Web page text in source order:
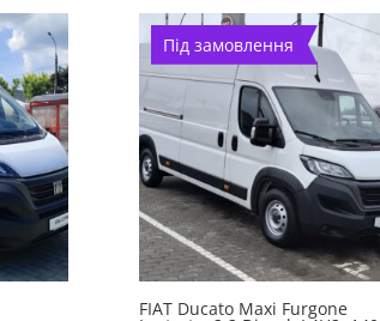
Під замовлення
FIAT Ducato Maxi Furgone